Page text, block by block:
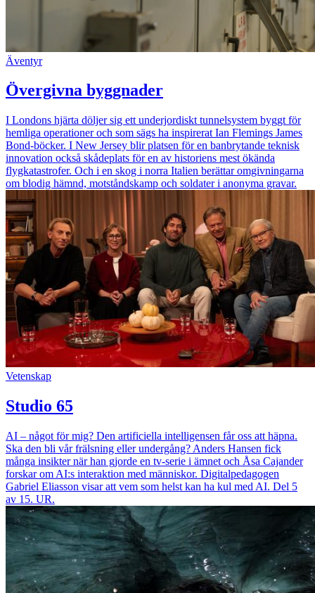
Äventyr
Övergivna byggnader
I Londons hjärta döljer sig ett underjordiskt tunnelsystem byggt för
hemliga operationer och som sägs ha inspirerat Ian Flemings James
Bond-böcker. I New Jersey blir platsen för en banbrytande teknisk
innovation också skådeplats för en av historiens mest ökända
flygkatastrofer. Och i en skog i norra Italien berättar omgivningarna
om blodig hämnd, motståndskamp och soldater i anonyma gravar.
Vetenskap
Studio 65
AI – något för mig? Den artificiella intelligensen får oss att häpna.
Ska den bli vår frälsning eller undergång? Anders Hansen fick
många insikter när han gjorde en tv-serie i ämnet och Åsa Cajander
forskar om AI:s interaktion med människor. Digitalpedagogen
Gabriel Eliasson visar att vem som helst kan ha kul med AI. Del 5
av 15. UR.